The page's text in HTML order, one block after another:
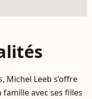
Michel Leeb s’offre
avec ses filles